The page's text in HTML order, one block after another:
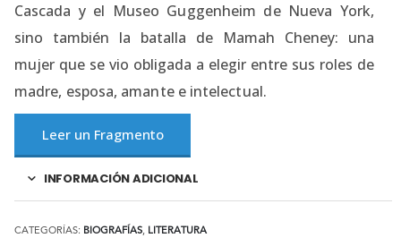
Cascada y el Museo Guggenheim de Nueva York,
sino también la batalla de Mamah Cheney: una
mujer que se vio obligada a elegir entre sus roles de
madre, esposa, amante e intelectual.
Leer un Fragmento
INFORMACIÓN ADICIONAL
CATEGORÍAS: BIOGRAFÍAS, LITERATURA